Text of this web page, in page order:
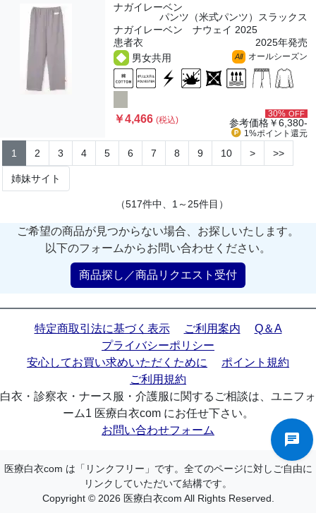
ナガイレーベン
パンツ（米式パンツ）スラックス
ナガイレーベン ナウェイ 2025
患者衣
2025年発売
男女共用
All オールシーズン
￥4,466(税込)
30% OFF
参考価格￥6,380-
1%ポイント 還元
1 2 3 4 5 6 7 8 9 10 > >>
姉妹サイト
（517件中、1～25件目）
ご希望の商品が見つからない場合、お探しいたします。
以下のフォームからお問い合わせください。
商品探し／商品リクエスト受付
特定商取引法に基づく表示 ご利用案内
Q＆A
プライバシーポリシー
安心してお買い求めいただくために
ポイント規約
ご利用規約
白衣・診察衣・ナース服・介護服に関するご相談は、ユニフォ
ーム1 医療白衣com にお任せ下さい。
お問い合わせフォーム
医療白衣com は「リンクフリー」です。全てのページに対しご自由に
リンクしていただいて結構です。
Copyright © 2026 医療白衣com All Rights Reserved.